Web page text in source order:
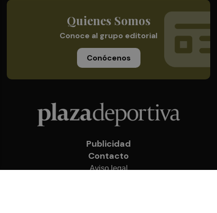
Quienes Somos
Conoce al grupo editorial
Conócenos
Publicidad
Contacto
Aviso legal